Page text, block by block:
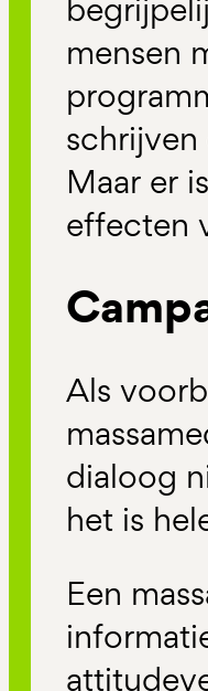
mensen
Maar er
effecten
Als
dialoog
het is
Een